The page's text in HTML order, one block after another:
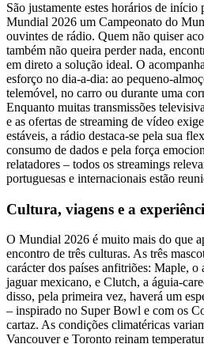
São justamente estes horários de
Mundial 2026 um Campeonato do
ouvintes de rádio. Quem não quiser
também não queira perder nada,
em direto a solução ideal. O
esforço no dia-a-dia: ao pequeno-
telemóvel, no carro ou durante uma
Enquanto muitas transmissões
e as ofertas de streaming de vídeo
estáveis, a rádio destaca-se pela sua
consumo de dados e pela força
relatadores – todos os streamings
portuguesas e internacionais estão
Cultura, viagens e a
O Mundial 2026 é muito mais do que
encontro de três culturas. As três
carácter dos países anfitriões: Maple,
jaguar mexicano, e Clutch, a águia-
disso, pela primeira vez, haverá um
– inspirado no Super Bowl e com os
cartaz. As condições climatéricas
Vancouver e Toronto reinam